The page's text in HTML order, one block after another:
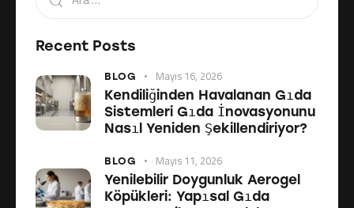
Recent Posts
BLOG Mayıs 16, 2026
Kendiliğinden Havalanan Gıda
Sistemleri Gıda İnovasyonunu
Nasıl Yeniden Şekillendiriyor?
BLOG Mayıs 11, 2026
Yenilebilir Doygunluk Aerogel
Köpükleri: Yapısal Gıda